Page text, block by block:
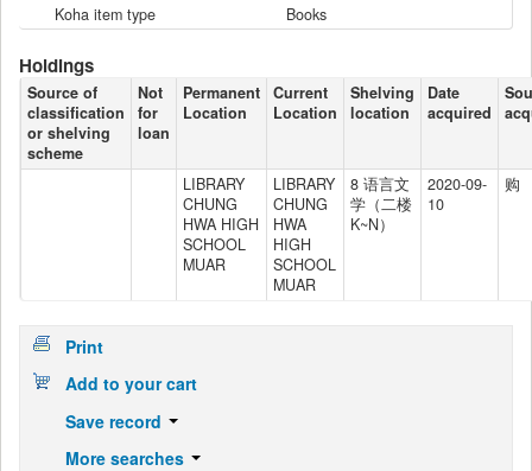
Koha item type
Books
Holdings
Source of
classification
or shelving
scheme
Not
for
loan
Permanent
Location
Current
Location
Shelving
location
Date
acquired
LIBRARY
CHUNG
HWA HIGH
SCHOOL
MUAR
LIBRARY
CHUNG
HWA
HIGH
SCHOOL
MUAR
8 语言文
学（二楼
K~N）
2020-09-
10
购
Print
Add to your cart
Save record
More searches